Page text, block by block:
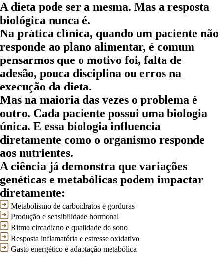
A dieta pode ser a mesma. Mas a resposta
biológica nunca é.
Na prática clínica, quando um paciente não
responde ao plano alimentar, é comum
pensarmos que o motivo foi, falta de
adesão, pouca disciplina ou erros na
execução da dieta.
Mas na maioria das vezes o problema é
outro. Cada paciente possui uma biologia
única. E essa biologia influencia
diretamente como o organismo responde
aos nutrientes.
A ciência já demonstra que variações
genéticas e metabólicas podem impactar
diretamente:
Metabolismo de carboidratos e gorduras
Produção e sensibilidade hormonal
Ritmo circadiano e qualidade do sono
Resposta inflamatória e estresse oxidativo
Gasto energético e adaptação metabólica